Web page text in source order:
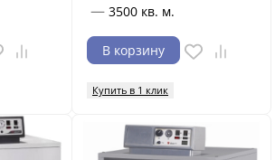
— 3500 кв. м.
В корзину
Купить в 1 клик